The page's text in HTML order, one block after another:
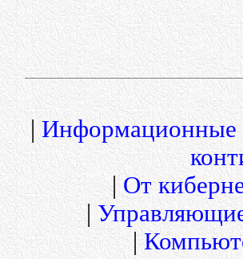
|Информационные
|От
|
|